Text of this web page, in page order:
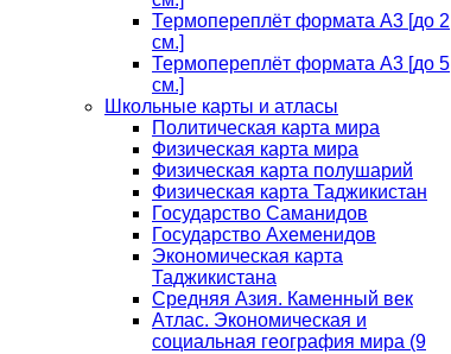
Термопереплёт формата А3 [до 2
см.]
Термопереплёт формата А3 [до 5
см.]
Школьные карты и атласы
Политическая карта мира
Физическая карта мира
Физическая карта полушарий
Физическая карта Таджикистан
Государство Саманидов
Государство Ахеменидов
Экономическая карта
Таджикистана
Средняя Азия. Каменный век
Атлас. Экономическая и
социальная география мира (9